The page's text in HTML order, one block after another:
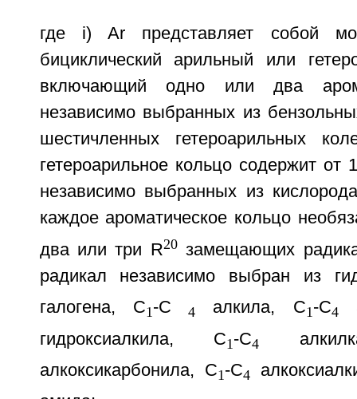
где i) Ar представляет собой
бициклический арильный или
включающий одно или два
независимо выбранных из
шестичленных гетероарильных
гетероарильное кольцо содержит от
независимо выбранных из
каждое ароматическое кольцо
два или три R20замещающих
радикал независимо выбран из
галогена, C1-C 4 алкила, C1-C4
гидроксиалкила, C1-C4
алкоксикарбонила, C1-C4